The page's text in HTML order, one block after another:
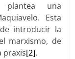
una
Esta
introducir la
marxismo, de
praxis[2].